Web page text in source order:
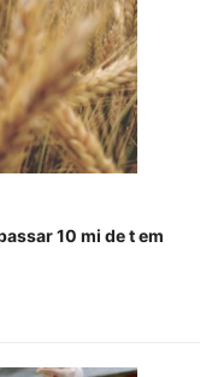
10 mi de t em